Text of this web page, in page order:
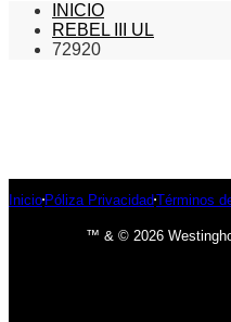
INICIO
REBEL III UL
72920
Inicio Póliza Privacidad Términos
™ & © 2026